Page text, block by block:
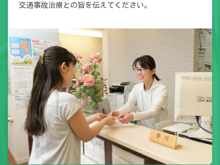
交通事故治療との旨を伝えてください。